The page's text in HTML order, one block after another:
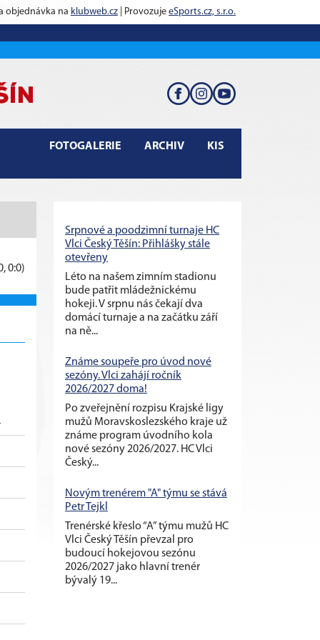
objednávka na klubweb.cz | Provozuje eSports.cz, s.r.o.
FOTOGALERIE ARCHIV KIS
0:0)
Srpnové a poodzimní turnaje HC
Vlci Český Těšín: Přihlášky stále
otevřeny
Léto na našem zimním stadionu
bude patřit mládežnickému
hokeji. V srpnu nás čekají dva
domácí turnaje a na začátku září
na ně...
Známe soupeře pro úvod nové
sezóny. Vlci zahájí ročník
2026/2027 doma!
Po zveřejnění rozpisu Krajské ligy
mužů Moravskoslezského kraje už
známe program úvodního kola
nové sezóny 2026/2027. HC Vlci
Český...
Novým trenérem "A" týmu se stává
Petr Tejkl
Trenérské křeslo “A” týmu mužů HC
Vlci Český Těšín převzal pro
budoucí hokejovou sezónu
2026/2027 jako hlavní trenér
bývalý 19...